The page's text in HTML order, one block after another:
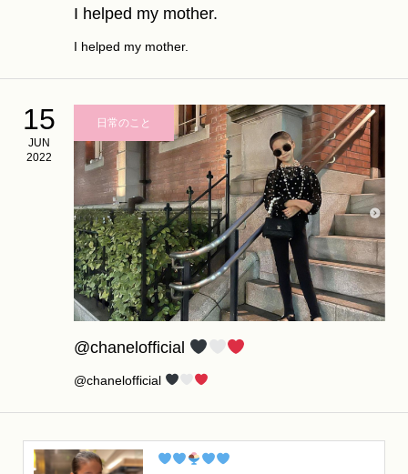
I helped my mother.
I helped my mother.
15
JUN
2022
日常のこと
@chanelofficial
@chanelofficial